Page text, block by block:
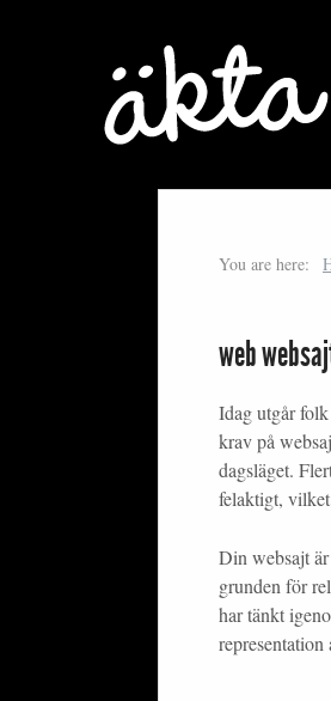
You are here:
web
Idag utgår
krav på
dagsläget.
felaktigt,
Din websajt
grunden för
har tänkt